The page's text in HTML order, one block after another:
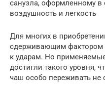
санузла, оформленному
воздушность и легкость
Для многих в
сдерживающим фактором
к ударам. Но
достигли такого уровня,
чаш особо переживать не